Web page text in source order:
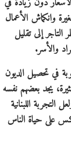
وانكماش الأعمال
إلى تقليل
والأسر.
في تحصيل الديون
يجد بعضهم نفسه
اللبنانية
على حياة الناس